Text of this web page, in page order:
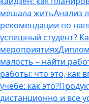
мешала житьАнализ
рекомендации по
успешный студент?
мероприятиях
малость – найти
работы: что это, как
учебе: как это?
дистанционно и все